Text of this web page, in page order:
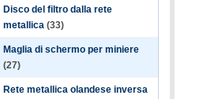
Disco del filtro dalla rete
metallica (33)
Maglia di schermo per miniere
(27)
Rete metallica olandese inversa